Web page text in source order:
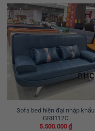
Sofa bed hiện đại nhập khẩu
GR8112C
5.500.000 ₫